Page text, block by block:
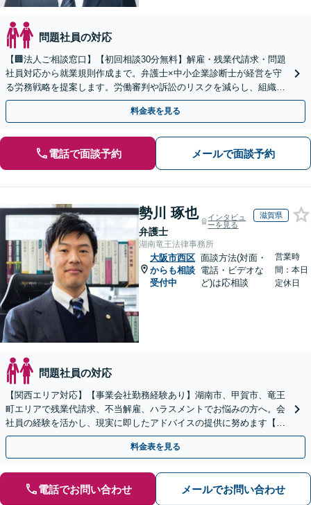
問題社員の対応
【🏢法人ご相談窓口】【初回相談30分無料】解雇・残業代請求・問題
社員対応から就業規則作成まで。弁護士×中小企業診断士が経営を守
る労務戦略を提案します。労働審判や訴訟のリスクを減らし、組織を
強くするサポートを。
料金表を見る
電話で面談予約 メールで面談予約
勢川 琢也
弁護士
インタビュ
ーを見る
滋賀県
湖南竜王法律事務所
大阪市西区
からも相談
受付中
面談方法(対面・
電話・ビデオな
ど)は応相談
営業時
間：本日
定休日
問題社員の対応
【関西エリア対応】【事業会社勤務経験あり】湖南市、甲賀市、竜王
町エリアで残業代請求、不当解雇、ハラスメントでお悩みの方へ。会
社員の経験を活かし、現実に即したアドバイスの提供に努めます【労
使双方に対応】【Web面談OK】
料金表を見る
電話でお問い合わせ メールでお問い合わせ